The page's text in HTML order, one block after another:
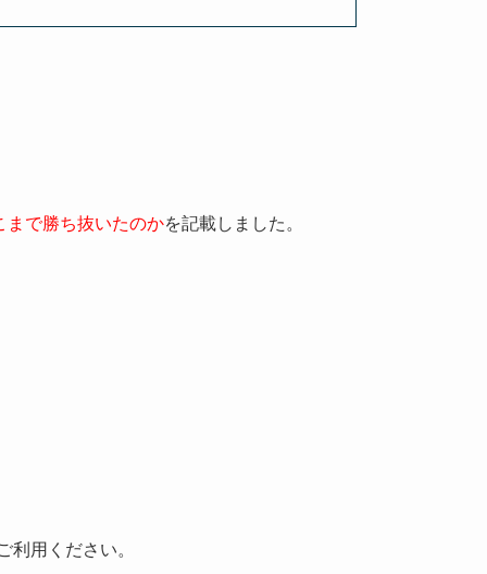
で勝ち抜いたのかを記載しました。
用ください。